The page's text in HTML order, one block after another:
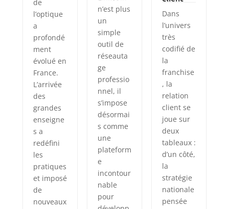
de
l’optique
a
profondé
ment
évolué en
France.
L’arrivée
des
grandes
enseigne
s a
redéfini
les
pratiques
et imposé
de
nouveaux
n’est plus
un
simple
outil de
réseauta
ge
professio
nnel, il
s’impose
désormai
s comme
une
plateform
e
incontour
nable
pour
Dans
l’univers
très
codifié de
la
franchise
, la
relation
client se
joue sur
deux
tableaux :
d’un côté,
la
stratégie
nationale
pensée